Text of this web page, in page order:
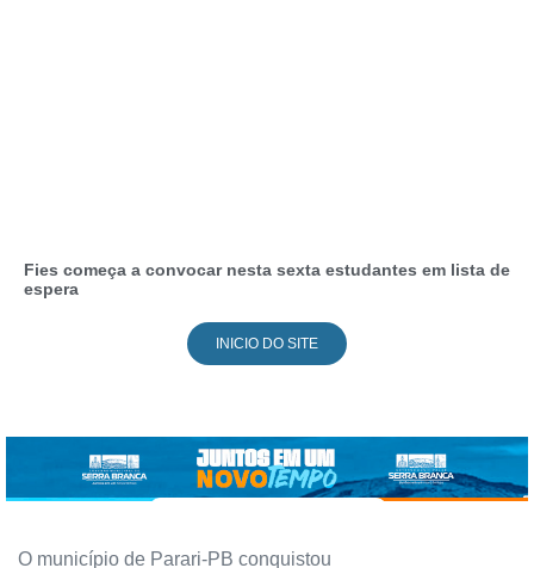
Fies começa a convocar nesta sexta estudantes em lista de
espera
INICIO DO SITE
O município de Parari-PB conquistou